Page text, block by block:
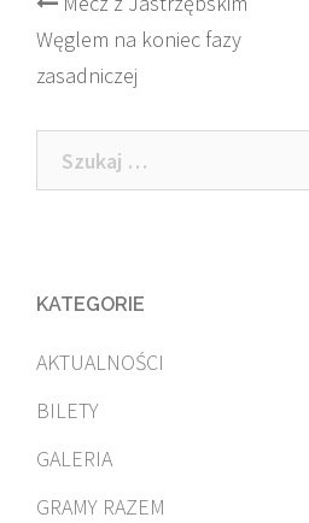
navigation
Węglem na koniec fazy
zasadniczej
Szukaj:
KATEGORIE
AKTUALNOŚCI
BILETY
GALERIA
GRAMY RAZEM